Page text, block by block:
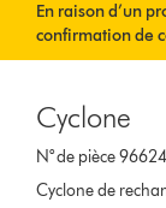
En raison d’un
confirmation de
retardé. Nous
commande vous
plus brefs délais.
Cyclone
N° de pièce
Cyclone de